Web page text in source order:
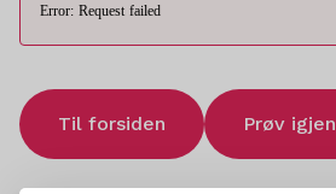
Error: Request failed
Til forsiden Prøv igjen